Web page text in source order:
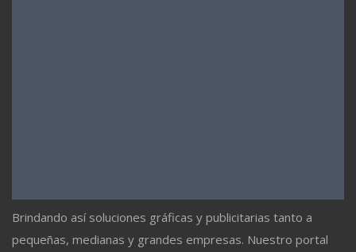
Brindando así soluciones gráficas y publicitarias tanto a
pequeñas, medianas y grandes empresas. Nuestro portal